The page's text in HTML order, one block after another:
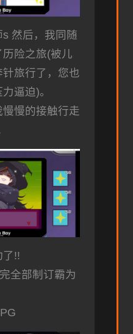
然后，我同随
险之旅(被儿
旅行了，您也
逼迫)。
慢的接触行走
了!!
全部制订霸为